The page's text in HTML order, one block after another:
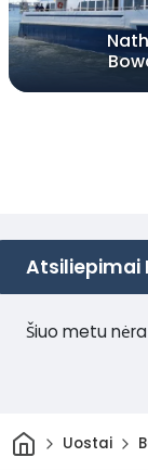
Atsiliepimai
Šiuo metu
Pradžia
Uostai